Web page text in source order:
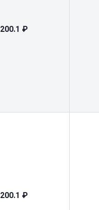
200.1 ₽
200.1 ₽